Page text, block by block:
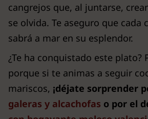
cangrejos que, al juntarse,
se olvida. Te aseguro que cada
sabrá a mar en su esplendor.
¿Te ha conquistado este plato?
porque si te animas a seguir
mariscos, ¡déjate sorprender
galeras y alcachofas o por el